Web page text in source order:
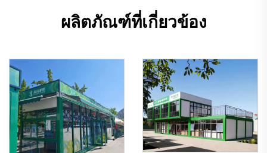
ผลิตภัณฑ์ที่เกี่ยวข้อง